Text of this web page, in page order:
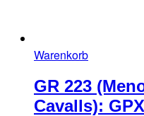
Warenkorb
GR 223
Cavalls):